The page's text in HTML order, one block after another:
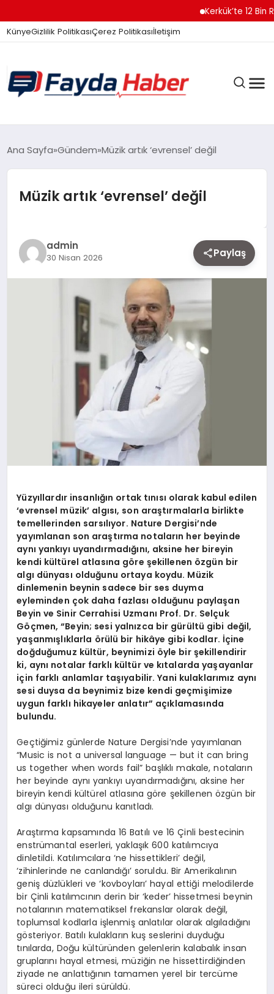
Kerkük’te 12 Bin
KünyeGizlilik PolitikasıÇerez Politikasıİletişim
GÜNDEM
SPOR
TEKNOLOJI
DÜNYA
SAĞLIK
EĞITIM
Ana Sayfa Gündem Müzik artık ‘evrensel’ değil
Müzik artık ‘evrensel’ değil
admin
30 Nisan 2026 Paylaş
Yüzyıllardır insanlığın ortak tınısı olarak kabul edilen
‘evrensel müzik’ algısı, son araştırmalarla birlikte
temellerinden sarsılıyor. Nature Dergisi’nde
yayımlanan son araştırma notaların her beyinde
aynı yankıyı uyandırmadığını, aksine her bireyin
kendi kültürel atlasına göre şekillenen özgün bir
algı dünyası olduğunu ortaya koydu. Müzik
dinlemenin beynin sadece bir ses duyma
eyleminden çok daha fazlası olduğunu paylaşan
Beyin ve Sinir Cerrahisi Uzmanı Prof. Dr. Selçuk
Göçmen, “Beyin; sesi yalnızca bir gürültü gibi değil,
yaşanmışlıklarla örülü bir hikâye gibi kodlar. İçine
doğduğumuz kültür, beynimizi öyle bir şekillendirir
ki, aynı notalar farklı kültür ve kıtalarda yaşayanlar
için farklı anlamlar taşıyabilir. Yani kulaklarımız aynı
sesi duysa da beynimiz bize kendi geçmişimize
uygun farklı hikayeler anlatır” açıklamasında
bulundu.
Geçtiğimiz günlerde Nature Dergisi’nde yayımlanan
“Music is not a universal language — but it can bring
us together when words fail” başlıklı makale, notaların
her beyinde aynı yankıyı uyandırmadığını, aksine her
bireyin kendi kültürel atlasına göre şekillenen özgün bir
algı dünyası olduğunu kanıtladı.
Araştırma kapsamında 16 Batılı ve 16 Çinli bestecinin
enstrümantal eserleri, yaklaşık 600 katılımcıya
dinletildi. Katılımcılara ‘ne hissettikleri’ değil,
‘zihinlerinde ne canlandığı’ soruldu. Bir Amerikalının
geniş düzlükleri ve ‘kovboyları’ hayal ettiği melodilerde
bir Çinli katılımcının derin bir ‘keder’ hissetmesi beynin
notalarının matematiksel frekanslar olarak değil,
toplumsal kodlarla işlenmiş anlatılar olarak algıladığını
gösteriyor. Batılı kulakların kuş seslerini duyduğu
tınılarda, Doğu kültüründen gelenlerin kalabalık insan
gruplarını hayal etmesi, müziğin ne hissettirdiğinden
ziyade ne anlattığının tamamen yerel bir tercüme
süreci olduğu ileri sürüldü.